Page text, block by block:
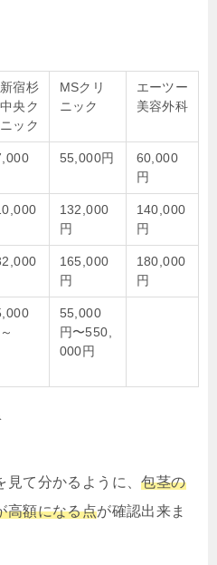
宿杉
央ク
ック
MSクリ
ニック
エーツー
美容外科
55,000円
60,000
円
132,000
円
140,000
円
165,000
円
180,000
円
55,000
円〜550,
000円
見て分かるように、包茎の
高額になる点が確認出来ま